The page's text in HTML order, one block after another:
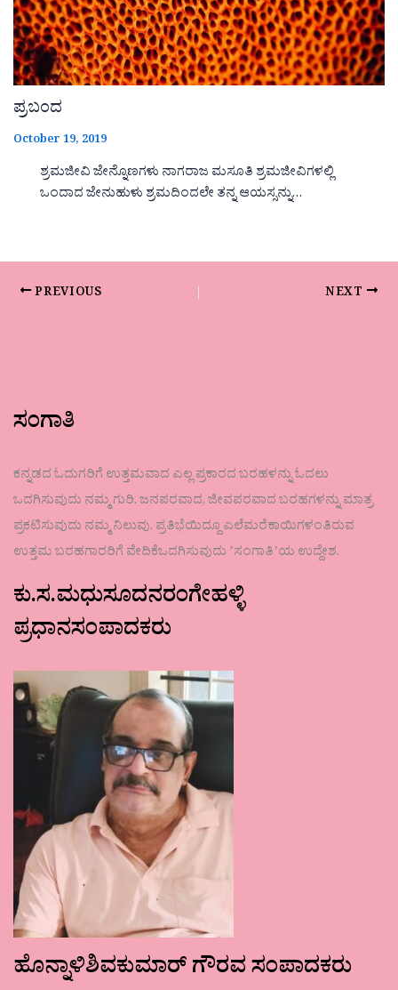
ಪ್ರಬಂದ
October 19, 2019
ಶ್ರಮಜೀವಿ ಜೇನ್ನೊಣಗಳು ನಾಗರಾಜ ಮಸೂತಿ ಶ್ರಮಜೀವಿಗಳಲ್ಲಿ
ಒಂದಾದ ಜೇನುಹುಳು ಶ್ರಮದಿಂದಲೇ ತನ್ನ ಆಯಸ್ಸನ್ನು…
PREVIOUS NEXT
ಸಂಗಾತಿ
ಕನ್ನಡದ ಓದುಗರಿಗೆ ಉತ್ತಮವಾದ ಎಲ್ಲ ಪ್ರಕಾರದ ಬರಹಳನ್ನು ಓದಲು
ಒದಗಿಸುವುದು ನಮ್ಮ ಗುರಿ. ಜನಪರವಾದ, ಜೀವಪರವಾದ ಬರಹಗಳನ್ನು ಮಾತ್ರ
ಪ್ರಕಟಿಸುವುದು ನಮ್ಮ ನಿಲುವು. ಪ್ರತಿಭೆಯಿದ್ದೂ ಎಲೆಮರೆಕಾಯಿಗಳಂತಿರುವ
ಉತ್ತಮ ಬರಹಗಾರರಿಗೆ ವೇದಿಕೆಒದಗಿಸುವುದು ʼಸಂಗಾತಿʼಯ ಉದ್ದೇಶ.
ಕು.ಸ.ಮಧುಸೂದನರಂಗೇಹಳ್ಳಿ
ಪ್ರಧಾನಸಂಪಾದಕರು
ಹೊನ್ನಾಳಿಶಿವಕುಮಾರ್ ಗೌರವ ಸಂಪಾದಕರು